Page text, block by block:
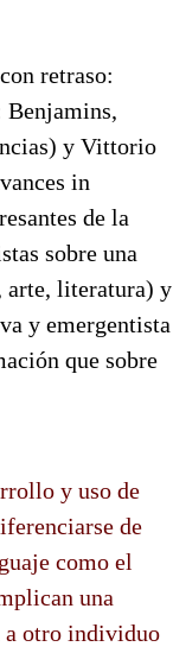
retraso:
Benjamins,
y Vittorio
in
de la
sobre una
arte, literatura) y
y emergentista
que sobre
y uso de
de
como el
una
a otro individuo